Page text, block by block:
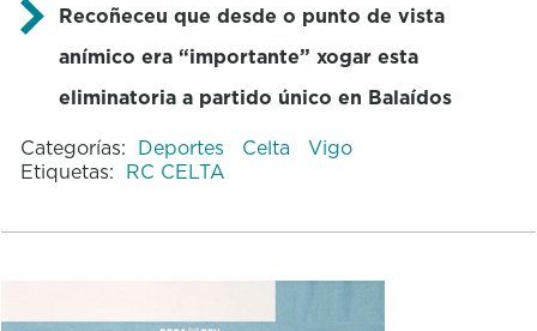
Recoñeceu que desde o punto de vista
anímico era “importante” xogar esta
eliminatoria a partido único en Balaídos
Categorías: Deportes Celta
Vigo
Etiquetas: RC CELTA